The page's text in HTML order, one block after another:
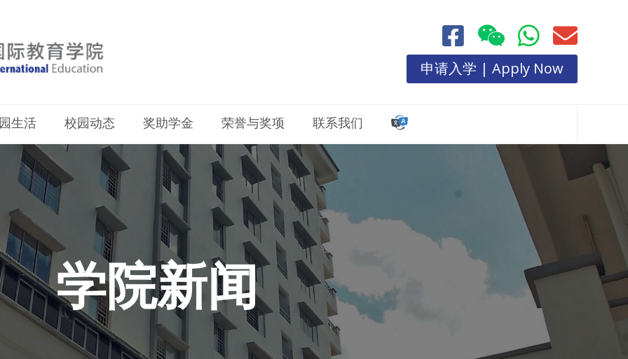
申请入学 | Apply Now
生活 校园动态 奖助学金 荣誉与奖项 联系我们
学院新闻